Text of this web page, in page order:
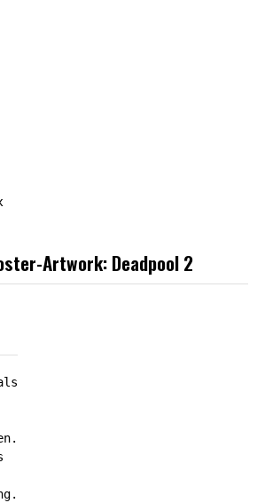
Artwork: Deadpool 2